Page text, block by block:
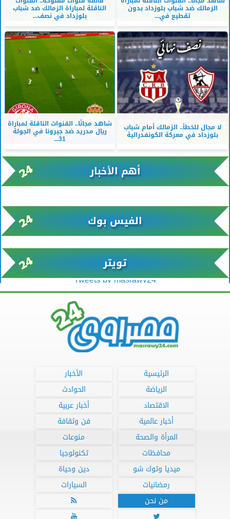
الزمالك ضد شباب بلوزداد بدون
تقطيع في...
الناقلة لمباراة الزمالك ضد شباب
بلوزداد في نصف...
لا مجال للخطأ.. الزمالك أمام شباب
بلوزداد في معركة الكونفدرالية
شاهد مجانًا.. القنوات الناقلة لمباراة
ريال مدريد ضد جيرونا في الجولة
31...
أهم الأخبار
الفيس بوك
تويتر
Tweets by masrawy24
الرئيسية
الأخبار
الرياضة
الحوادث
الاقتصاد
أخبار عربية
أخبار عالمية
فن وثقافة
المرأة والصحة
منوعات
محافظات
تكنولوجيا
ميديا وتوك شو
دين وحياة
رمضانيات
السيارات
من نحن
